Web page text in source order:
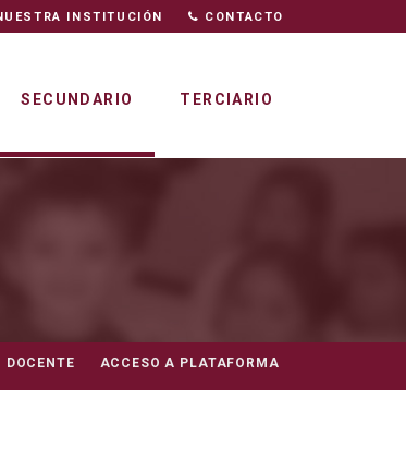
INSTITUCIÓN CONTACTO
SECUNDARIO TERCIARIO
DOCENTE ACCESO A PLATAFORMA